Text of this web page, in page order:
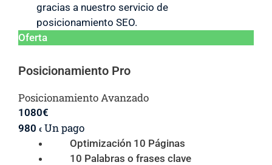
gracias a nuestro servicio de
posicionamiento SEO.
Oferta
Posicionamiento Pro
Posicionamiento Avanzado
1080€
980 € Un pago
Optimización 10 Páginas
10 Palabras o frases clave